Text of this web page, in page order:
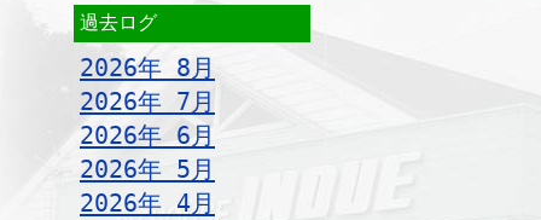
過去ログ
2026年 8月
2026年 7月
2026年 6月
2026年 5月
2026年 4月